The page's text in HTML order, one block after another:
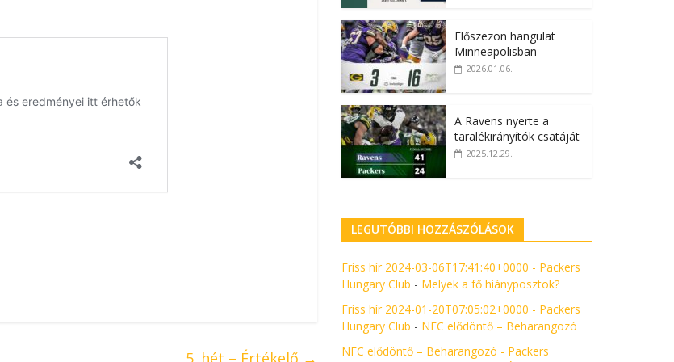
5. hét – Értékelő →
Előszezon hangulat
Minneapolisban
2026.01.06.
A Ravens nyerte a
taralékirányítók csatáját
2025.12.29.
LEGUTÓBBI HOZZÁSZÓLÁSOK
Friss hír 2024-03-06T17:41:40+0000 - Packers
Hungary Club - Melyek a fő hiányposztok?
Friss hír 2024-01-20T07:05:02+0000 - Packers
Hungary Club - NFC elődöntő – Beharangozó
NFC elődöntő – Beharangozó - Packers